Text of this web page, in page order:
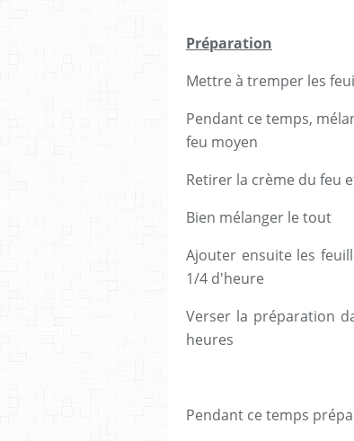
Préparation
Mettre à tremper les
Pendant ce temps,
feu moyen
Retirer la crème du feu
Bien mélanger le tout
Ajouter ensuite les
1/4 d'heure
Verser la préparation
heures
Pendant ce temps